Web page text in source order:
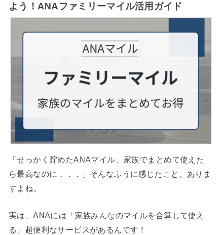
よう！ANAファミリーマイル活用ガイド
「せっかく貯めたANAマイル、家族でまとめて使えた
ら最高なのに．．．」そんなふうに感じたこと、ありま
すよね。
実は、ANAには「家族みんなのマイルを合算して使え
る」超便利なサービスがあるんです！